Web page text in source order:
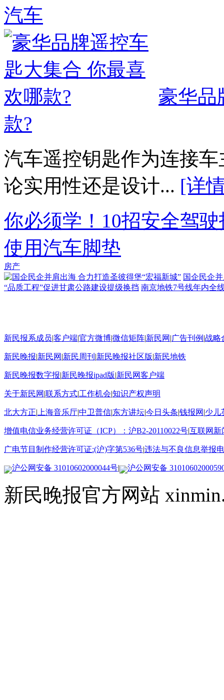
汽车
豪华品
款?
汽车遥控钥匙作为连接
论实用性还是设计... [详
你必须学！10招安全驾
使用汽车脚垫
房产
国企民企
“品质工程”促进甘肃公路建设提级换挡 南京地铁7号线年内全
新民报系成员|客户端|官方微博|微信矩阵|新民网 |广告刊例 |战略
新民晚报|新民网 |新民周刊 |新民晚报社区版|新民地铁
新民晚报数字报|新民晚报ipad版|新民网客户端
关于新民网 |联系方式|工作机会|知识产权声明
北大方正| 上海音乐厅|中卫普信|东方讲坛|今日头条|钱报网 |少儿
增值电信业务经营许可证（ICP）：沪B2-20110022号|互联网新
广电节目制作经营许可证:(沪)字第536号|违法与不良信息举报
沪公网安备 31010602000044号| 沪公网安备
新民晚报官方网站